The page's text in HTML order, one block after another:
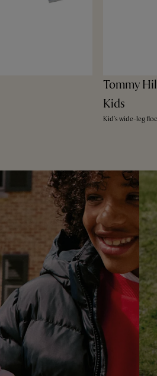
Tommy
Kids
Kid's wide-leg